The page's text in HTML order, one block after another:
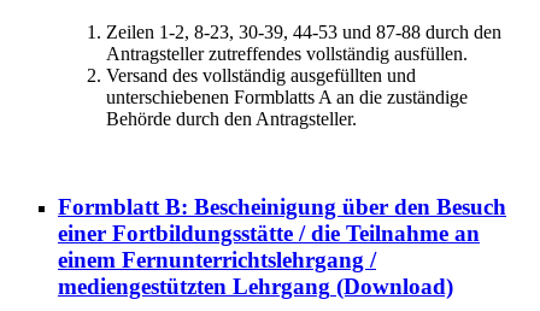
Zeilen 1-2, 8-23, 30-39, 44-53 und 87-88 durch den
Antragsteller zutreffendes vollständig ausfüllen.
Versand des vollständig ausgefüllten und
unterschiebenen Formblatts A an die zuständige
Behörde durch den Antragsteller.
Formblatt B: Bescheinigung über den Besuch
einer Fortbildungsstätte / die Teilnahme an
einem Fernunterrichtslehrgang /
mediengestützten Lehrgang (Download)